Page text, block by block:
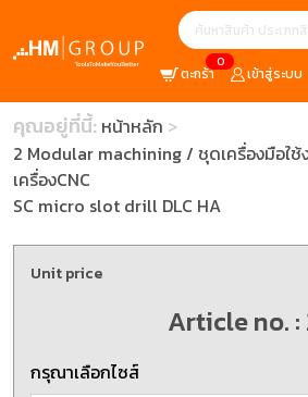
0
ตะกร้า เข้าสู่ระบบ
คุณอยู่ที่นี้: หน้าหลัก
2 Modular machining / ชุดเครื่องมือใช้
เครื่องCNC
SC micro slot drill DLC HA
Unit price
Article no. :
กรุณาเลือกไซส์